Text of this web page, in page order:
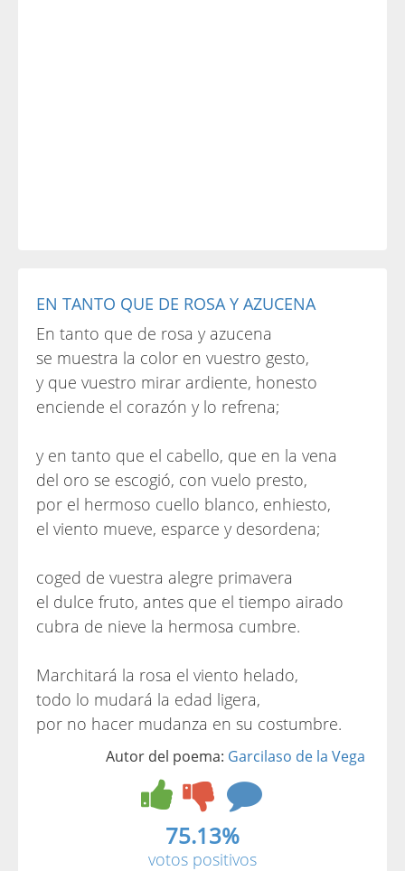
EN TANTO QUE DE ROSA Y AZUCENA
En tanto que de rosa y azucena
se muestra la color en vuestro gesto,
y que vuestro mirar ardiente, honesto
enciende el corazón y lo refrena;
y en tanto que el cabello, que en la vena
del oro se escogió, con vuelo presto,
por el hermoso cuello blanco, enhiesto,
el viento mueve, esparce y desordena;
coged de vuestra alegre primavera
el dulce fruto, antes que el tiempo airado
cubra de nieve la hermosa cumbre.
Marchitará la rosa el viento helado,
todo lo mudará la edad ligera,
por no hacer mudanza en su costumbre.
Autor del poema: Garcilaso de la Vega
75.13%
votos positivos